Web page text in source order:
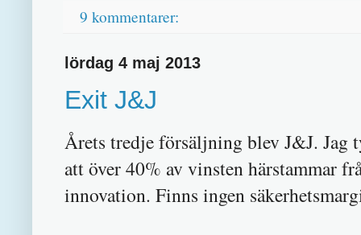
9 kommentarer:
lördag 4 maj 2013
Exit J&J
Årets tredje försäljning blev J&J. Jag
att över 40% av vinsten härstammar
innovation. Finns ingen